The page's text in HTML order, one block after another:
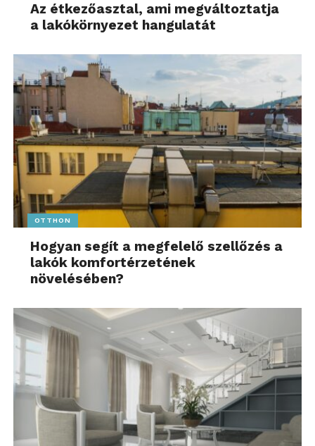
Az étkezőasztal, ami megváltoztatja
a lakókörnyezet hangulatát
OTTHON
Hogyan segít a megfelelő szellőzés a
lakók komfortérzetének
növelésében?